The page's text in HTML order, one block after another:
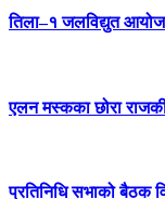
तिला–१ जलविद्युत
एलन मस्कका छोरा
प्रतिनिधि सभाको बैठक